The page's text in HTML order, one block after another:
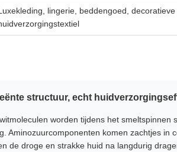
lingerie, beddengoed,
structuur, echt
worden tijdens het smeltspinnen
Aminozuurcomponenten komen zachtjes in
de droge en strakke huid na langdurig